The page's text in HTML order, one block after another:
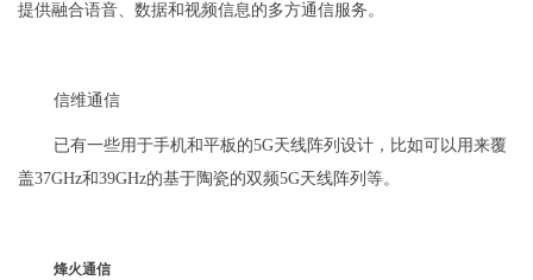
提供融合语音、数据和视频信息的多方通信服务。
信维通信
已有一些用于手机和平板的5G天线阵列设计，比如可以用来覆
盖37GHz和39GHz的基于陶瓷的双频5G天线阵列等。
烽火通信